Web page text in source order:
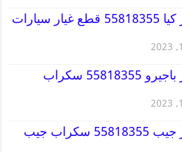
قطع غيار كيا 55818355 قطع غيار سيارات
قطع غيار باجيرو 55818355 سكراب
قطع غيار جيب 55818355 سكراب جيب